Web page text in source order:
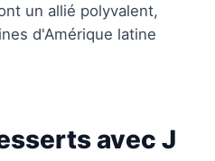
un allié polyvalent,
d'Amérique latine
avec J